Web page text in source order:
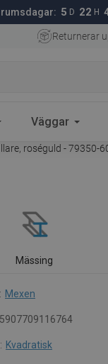
5 D 22 H
Returnerar
Väggar
roséguld - 79350-
Mässing
Mexen
5907709116764
Kvadratisk